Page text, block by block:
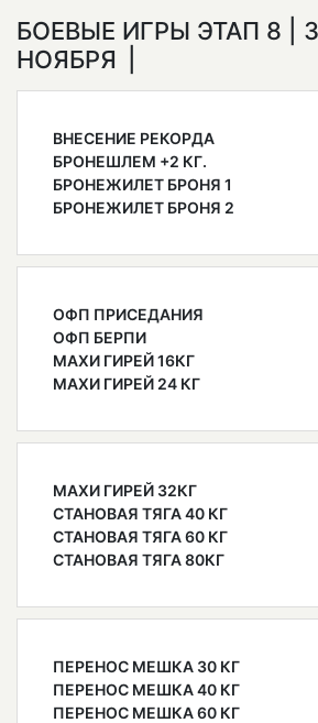
БОЕВЫЕ ИГРЫ ЭТАП 8 | 3
НОЯБРЯ
ВНЕСЕНИЕ РЕКОРДА
БРОНЕШЛЕМ +2 КГ.
БРОНЕЖИЛЕТ БРОНЯ 1
БРОНЕЖИЛЕТ БРОНЯ 2
ОФП ПРИСЕДАНИЯ
ОФП БЕРПИ
МАХИ ГИРЕЙ 16КГ
МАХИ ГИРЕЙ 24 КГ
МАХИ ГИРЕЙ 32КГ
СТАНОВАЯ ТЯГА 40 КГ
СТАНОВАЯ ТЯГА 60 КГ
СТАНОВАЯ ТЯГА 80КГ
ПЕРЕНОС МЕШКА 30 КГ
ПЕРЕНОС МЕШКА 40 КГ
ПЕРЕНОС МЕШКА 60 КГ